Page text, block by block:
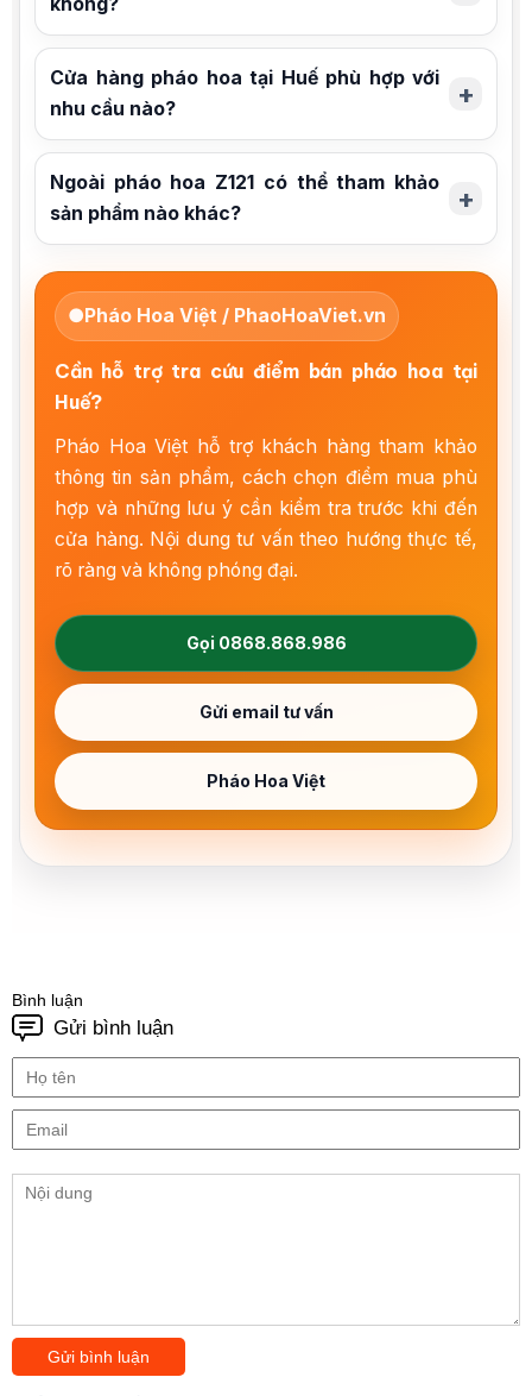
Cửa hàng pháo hoa tại Huế phù hợp với
nhu cầu nào?
Ngoài pháo hoa Z121 có thể tham khảo
sản phẩm nào khác?
●Pháo Hoa Việt / PhaoHoaViet.vn
Cần hỗ trợ tra cứu điểm bán pháo hoa tại
Huế?
Pháo Hoa Việt hỗ trợ khách hàng tham khảo
thông tin sản phẩm, cách chọn điểm mua phù
hợp và những lưu ý cần kiểm tra trước khi đến
cửa hàng. Nội dung tư vấn theo hướng thực tế,
rõ ràng và không phóng đại.
Gọi 0868.868.986
Gửi email tư vấn
Pháo Hoa Việt
Bình luận
Gửi bình luận